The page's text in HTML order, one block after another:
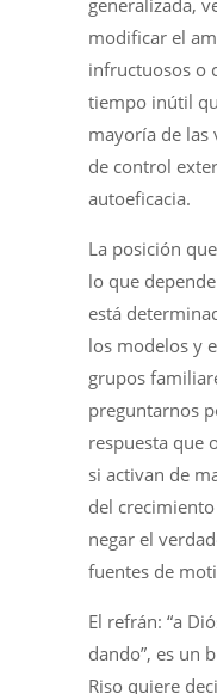
generalizada,
modificar el
infructuosos o
tiempo inútil
mayoría de las
de control
autoeficacia.
La posición
lo que
está
los modelos y
grupos
preguntarnos
respuesta que
si activan de
del
negar el
fuentes de
El refrán: “a
dando”, es un
Riso quiere